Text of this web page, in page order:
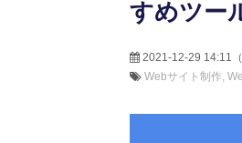
すめツー
2021-12-29 14:11
Webサイト制作